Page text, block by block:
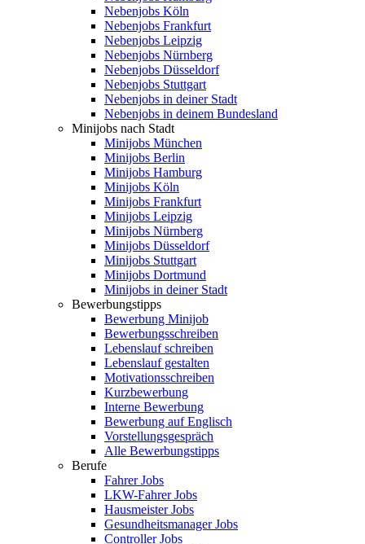
Nebenjobs Köln
Nebenjobs Frankfurt
Nebenjobs Leipzig
Nebenjobs Nürnberg
Nebenjobs Düsseldorf
Nebenjobs Stuttgart
Nebenjobs in deiner Stadt
Nebenjobs in deinem Bundesland
Minijobs nach Stadt
Minijobs München
Minijobs Berlin
Minijobs Hamburg
Minijobs Köln
Minijobs Frankfurt
Minijobs Leipzig
Minijobs Nürnberg
Minijobs Düsseldorf
Minijobs Stuttgart
Minijobs Dortmund
Minijobs in deiner Stadt
Bewerbungstipps
Bewerbung Minijob
Bewerbungsschreiben
Lebenslauf schreiben
Lebenslauf gestalten
Motivationsschreiben
Kurzbewerbung
Interne Bewerbung
Bewerbung auf Englisch
Vorstellungsgespräch
Alle Bewerbungstipps
Berufe
Fahrer Jobs
LKW-Fahrer Jobs
Hausmeister Jobs
Gesundheitsmanager Jobs
Controller Jobs